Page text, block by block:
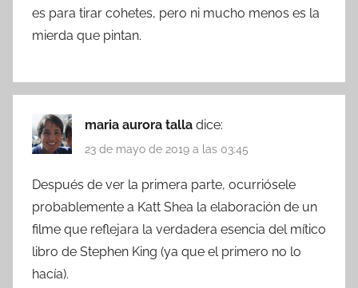
es para tirar cohetes, pero ni mucho menos es la
mierda que pintan.
maria aurora talla dice:
23 de mayo de 2019 a las 03:45
Después de ver la primera parte, ocurriósele
probablemente a Katt Shea la elaboración de un
filme que reflejara la verdadera esencia del mítico
libro de Stephen King (ya que el primero no lo
hacía).